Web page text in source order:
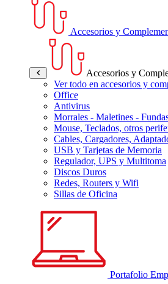
Accesorios y
Accesorios y
Ver todo en accesorios y
Office
Antivirus
Morrales - Maletines -
Mouse, Teclados, otros
Cables, Cargadores,
USB y Tarjetas de Memoria
Regulador, UPS y Multitoma
Discos Duros
Redes, Routers y Wifi
Sillas de Oficina
Portafolio